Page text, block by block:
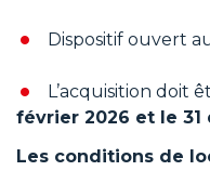
Dispositif ouvert
L’acquisition doit
février 2026 et le 31
Les conditions de